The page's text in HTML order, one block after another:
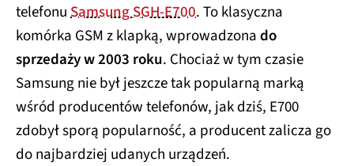
telefonuSamsung SGH-E700. To klasyczna
komórka GSM z klapką, wprowadzonado
sprzedaży w 2003 roku. Chociaż w tym czasie
Samsung nie był jeszcze tak popularną marką
wśród producentów telefonów, jak dziś, E700
zdobył sporą popularność, a producent zalicza go
do najbardziej udanych urządzeń.